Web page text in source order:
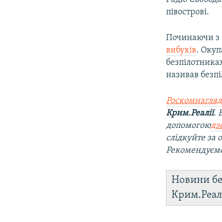
півострові.
Починаючи з
вибухів.
називав
Крим.Реалії.
допомогою
слідкуйте
Новини